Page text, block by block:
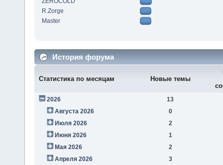
R.Zorge
Master
История форума
Статистика по месяцам Новые темы
2026
13
Августа 2026
0
Июля 2026
2
Июня 2026
1
Мая 2026
2
Апреля 2026
3